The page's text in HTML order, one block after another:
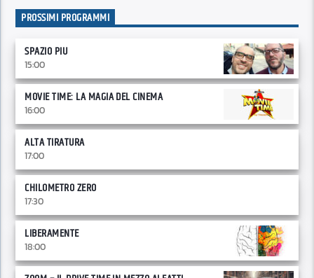
PROSSIMI PROGRAMMI
SPAZIO PIU
15:00
MOVIE TIME: LA MAGIA DEL CINEMA
16:00
ALTA TIRATURA
17:00
CHILOMETRO ZERO
17:30
LIBERAMENTE
18:00